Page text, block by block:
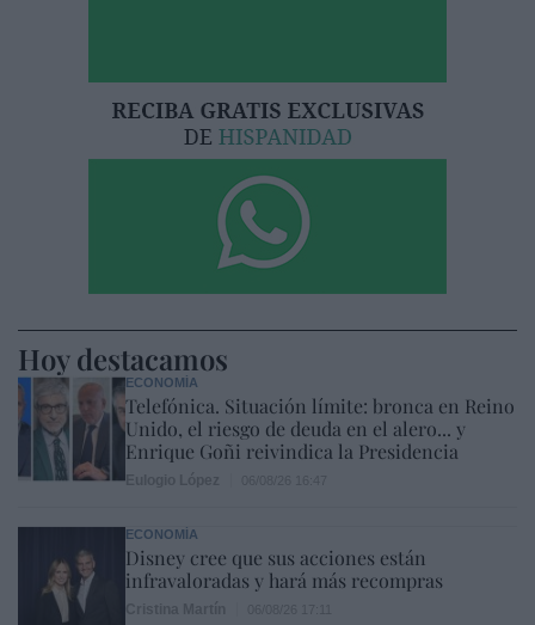
Hoy destacamos
ECONOMÍA
Telefónica. Situación límite: bronca en Reino
Unido, el riesgo de deuda en el alero... y
Enrique Goñi reivindica la Presidencia
ECONOMÍA
Disney cree que sus acciones están
infravaloradas y hará más recompras